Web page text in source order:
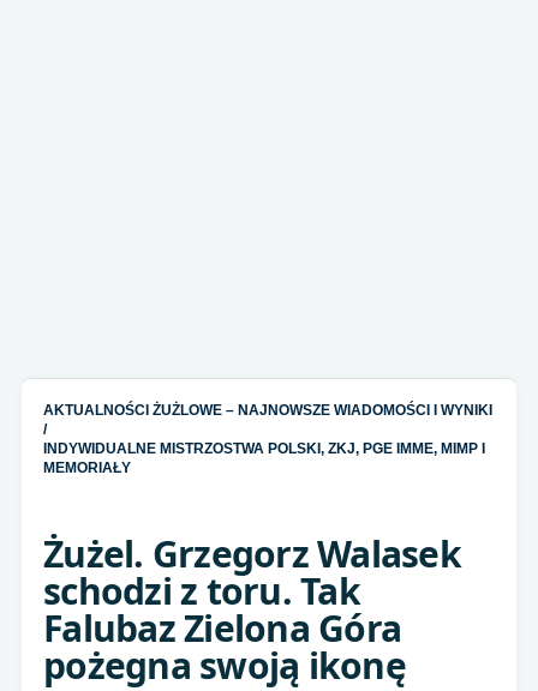
AKTUALNOŚCI ŻUŻLOWE – NAJNOWSZE WIADOMOŚCI I WYNIKI
/
INDYWIDUALNE MISTRZOSTWA POLSKI, ZKJ, PGE IMME, MIMP I
MEMORIAŁY
Żużel. Grzegorz Walasek
schodzi z toru. Tak
Falubaz Zielona Góra
pożegna swoją ikonę